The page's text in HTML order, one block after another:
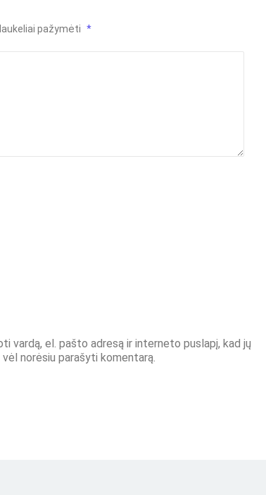
pažymėti *
vardą, el. pašto adresą ir interneto puslapį, kad jų
norėsiu parašyti komentarą.